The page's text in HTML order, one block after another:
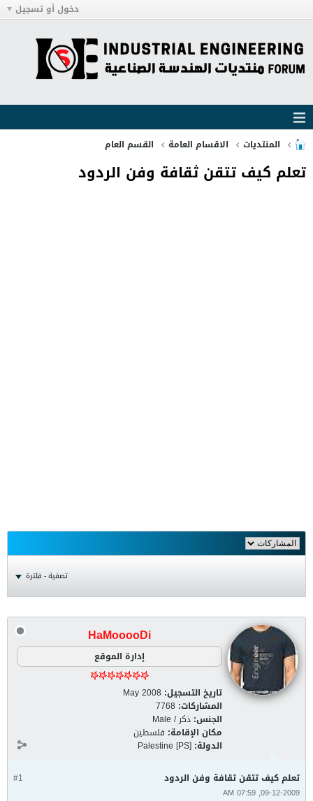
دخول أو تسجيل
المنتديات الاقسام العامة القسم العام
تعلم كيف تتقن ثقافة وفن الردود
تصفية - فلترة
HaMooooDi
إدارة الموقع
تاريخ التسجيل: May 2008
المشاركات: 7768
الجنس: ذكر / Male
مكان الإقامة: فلسطين
الدولة: Palestine [PS]
#1 تعلم كيف تتقن ثقافة وفن الردود
09-12-2009, 07:59 AM